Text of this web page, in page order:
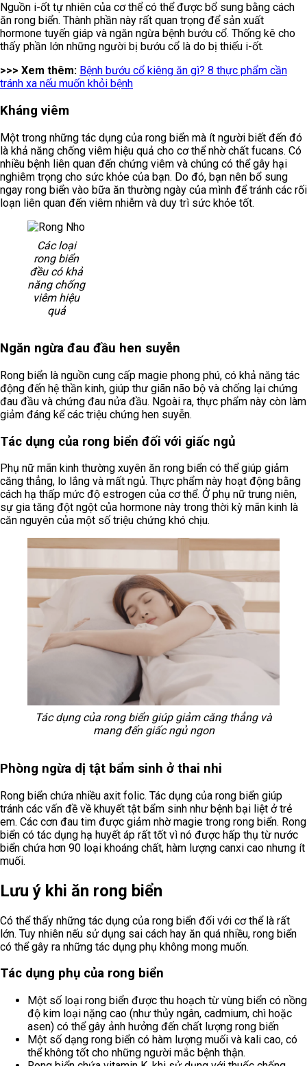
Nguồn i-ốt tự nhiên của cơ thể có thể được bổ sung bằng cách
ăn rong biển. Thành phần này rất quan trọng để sản xuất
hormone tuyến giáp và ngăn ngừa bệnh bướu cổ. Thống kê cho
thấy phần lớn những người bị bướu cổ là do bị thiếu i-ốt.
>>> Xem thêm: Bệnh bướu cổ kiêng ăn gì? 8 thực phẩm cần
tránh xa nếu muốn khỏi bệnh
Kháng viêm
Một trong những tác dụng của rong biển mà ít người biết đến đó
là khả năng chống viêm hiệu quả cho cơ thể nhờ chất fucans. Có
nhiều bệnh liên quan đến chứng viêm và chúng có thể gây hại
nghiêm trọng cho sức khỏe của bạn. Do đó, bạn nên bổ sung
ngay rong biển vào bữa ăn thường ngày của mình để tránh các rối
loạn liên quan đến viêm nhiễm và duy trì sức khỏe tốt.
Các loại
rong biển
đều có khả
năng chống
viêm hiệu
quả
Ngăn ngừa đau đầu hen suyễn
Rong biển là nguồn cung cấp magie phong phú, có khả năng tác
động đến hệ thần kinh, giúp thư giãn não bộ và chống lại chứng
đau đầu và chứng đau nửa đầu. Ngoài ra, thực phẩm này còn làm
giảm đáng kể các triệu chứng hen suyễn.
Tác dụng của rong biển đối với giấc ngủ
Phụ nữ mãn kinh thường xuyên ăn rong biển có thể giúp giảm
căng thẳng, lo lắng và mất ngủ. Thực phẩm này hoạt động bằng
cách hạ thấp mức độ estrogen của cơ thể. Ở phụ nữ trung niên,
sự gia tăng đột ngột của hormone này trong thời kỳ mãn kinh là
căn nguyên của một số triệu chứng khó chịu.
Tác dụng của rong biển giúp giảm căng thẳng và
mang đến giấc ngủ ngon
Phòng ngừa dị tật bẩm sinh ở thai nhi
Rong biển chứa nhiều axit folic. Tác dụng của rong biển giúp
tránh các vấn đề về khuyết tật bẩm sinh như bệnh bại liệt ở trẻ
em. Các cơn đau tim được giảm nhờ magie trong rong biển. Rong
biển có tác dụng hạ huyết áp rất tốt vì nó được hấp thụ từ nước
biển chứa hơn 90 loại khoáng chất, hàm lượng canxi cao nhưng ít
muối.
Lưu ý khi ăn rong biển
Có thể thấy những tác dụng của rong biển đối với cơ thể là rất
lớn. Tuy nhiên nếu sử dụng sai cách hay ăn quá nhiều, rong biển
có thể gây ra những tác dụng phụ không mong muốn.
Tác dụng phụ của rong biển
Một số loại rong biển được thu hoạch từ vùng biển có nồng
độ kim loại nặng cao (như thủy ngân, cadmium, chì hoặc
asen) có thể gây ảnh hưởng đến chất lượng rong biến
Một số dạng rong biển có hàm lượng muối và kali cao, có
thể không tốt cho những người mắc bệnh thận.